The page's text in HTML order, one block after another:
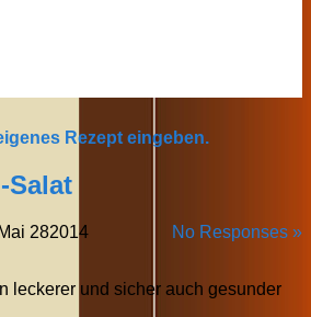
Rezept eingeben.
Salat
No Responses »
Mai 282014
leckerer und sicher auch gesunder